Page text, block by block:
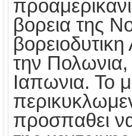
βορεια της
την Πολωνια,
Ιαπωνια. Το
προσπαθει